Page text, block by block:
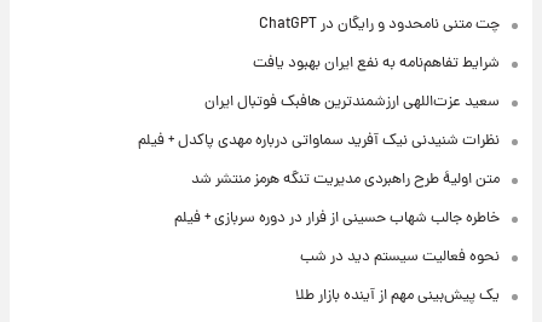
چت متنی نامحدود و رایگان در ChatGPT
شرایط تفاهم‌نامه به نفع ایران بهبود یافت
سعید عزت‌اللهی ارزشمندترین هافبک فوتبال ایران
نظرات شنیدنی نیک آفرید سماواتی درباره مهدی پاکدل + فیلم
متن اولیۀ طرح راهبردی مدیریت تنگه هرمز منتشر شد
خاطره جالب شهاب حسینی از فرار در دوره سربازی + فیلم
نحوه فعالیت سیستم دید در شب
یک پیش‌بینی مهم از آینده بازار طلا